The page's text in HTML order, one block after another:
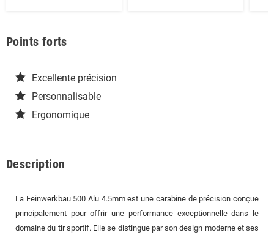
Points forts
Excellente précision
Personnalisable
Ergonomique
Description
La Feinwerkbau 500 Alu 4.5mm est une carabine de précision conçue
principalement pour offrir une performance exceptionnelle dans le
domaine du tir sportif. Elle se distingue par son design moderne et ses